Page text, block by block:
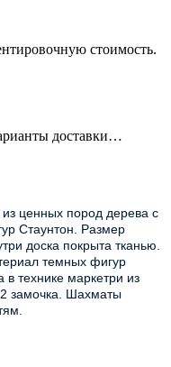
стоимость.
доставки…
ценных пород дерева с
Стаунтон. Размер
доска покрыта тканью.
темных фигур
технике маркетри из
замочка. Шахматы